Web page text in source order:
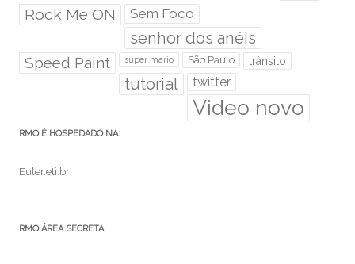
Rock Me ON Sem Foco
senhor dos anéis
Speed Paint super mario São Paulo trânsito
tutorial twitter
Video novo
RMO É HOSPEDADO NA:
Euler.eti.br
RMO ÁREA SECRETA